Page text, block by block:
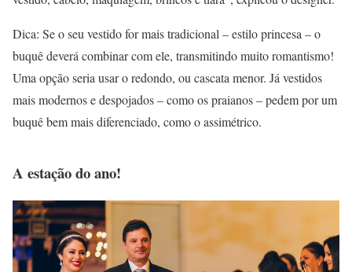
Dica: Se o seu vestido for mais tradicional – estilo princesa – o
buquê deverá combinar com ele, transmitindo muito romantismo!
Uma opção seria usar o redondo, ou cascata menor. Já vestidos
mais modernos e despojados – como os praianos – pedem por um
buquê bem mais diferenciado, como o assimétrico.
A estação do ano!